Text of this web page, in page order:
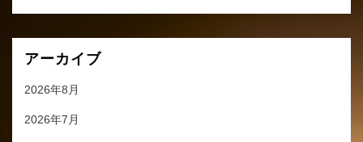
アーカイブ
2026年8月
2026年7月